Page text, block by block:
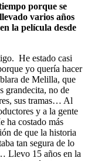
porque se
varios años
la película desde
He estado casi
yo quería hacer
de Melilla, que
grandecita, no de
sus tramas… Al
y a la gente
ha costado más
de que la historia
tan segura de lo
Llevo 15 años en la